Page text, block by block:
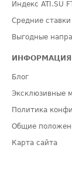
Индекс ATI.SU
Средние ставки
Выгодные
ИНФОРМАЦИЯ
Блог
Эксклюзивные
Политика
Общие
Карта сайта